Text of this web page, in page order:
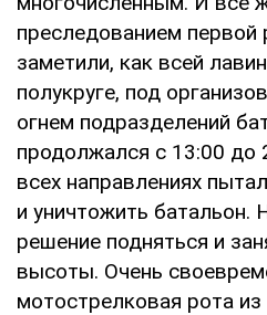
преследованием первой
заметили, как всей
полукруге, под
огнем подразделений
продолжался с 13:00 до
всех направлениях
и уничтожить
решение подняться и
высоты. Очень
мотострелковая рота из